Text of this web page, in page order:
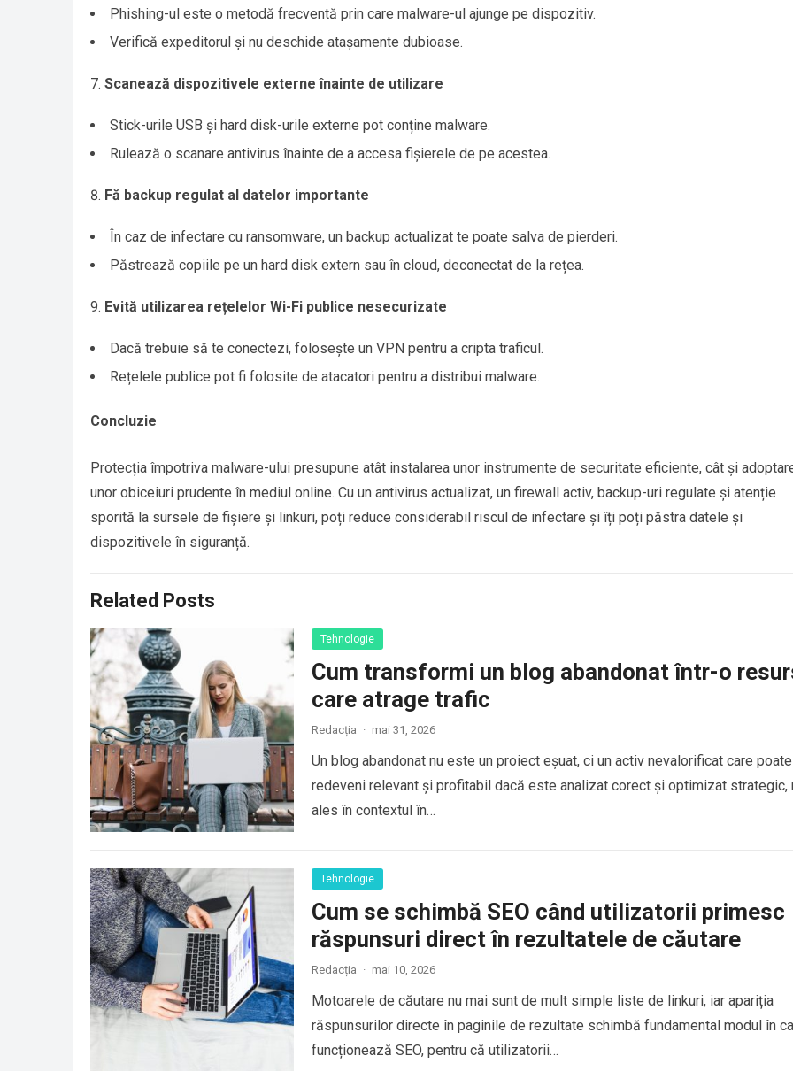
Phishing-ul este o metodă frecventă prin care malware-ul ajunge pe dispozitiv.
Verifică expeditorul și nu deschide atașamente dubioase.
Scanează dispozitivele externe înainte de utilizare
Stick-urile USB și hard disk-urile externe pot conține malware.
Rulează o scanare antivirus înainte de a accesa fișierele de pe acestea.
Fă backup regulat al datelor importante
În caz de infectare cu ransomware, un backup actualizat te poate salva de pierderi.
Păstrează copiile pe un hard disk extern sau în cloud, deconectat de la rețea.
Evită utilizarea rețelelor Wi-Fi publice nesecurizate
Dacă trebuie să te conectezi, folosește un VPN pentru a cripta traficul.
Rețelele publice pot fi folosite de atacatori pentru a distribui malware.
Concluzie
Protecția împotriva malware-ului presupune atât instalarea unor instrumente de securitate eficiente, cât și
unor obiceiuri prudente în mediul online. Cu un antivirus actualizat, un firewall activ, backup-uri regulate și atenție
sporită la sursele de fișiere și linkuri, poți reduce considerabil riscul de infectare și îți poți păstra datele și
dispozitivele în siguranță.
Related Posts
Tehnologie
Cum transformi un blog abandonat într-o
care atrage trafic
Redacția · mai 31, 2026
Un blog abandonat nu este un proiect eșuat, ci un activ nevalorificat care poate
redeveni relevant și profitabil dacă este analizat corect și optimizat strategic,
ales în contextul în…
Tehnologie
Cum se schimbă SEO când utilizatorii primesc
răspunsuri direct în rezultatele de căutare
Redacția · mai 10, 2026
Motoarele de căutare nu mai sunt de mult simple liste de linkuri, iar apariția
răspunsurilor directe în paginile de rezultate schimbă fundamental modul în
funcționează SEO, pentru că utilizatorii…